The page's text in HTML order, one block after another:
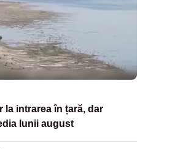
la intrarea în țară, dar
lunii august